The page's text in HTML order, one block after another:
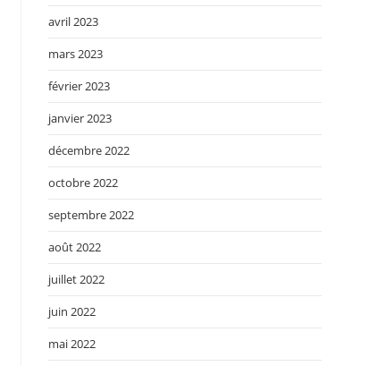
avril 2023
mars 2023
février 2023
janvier 2023
décembre 2022
octobre 2022
septembre 2022
août 2022
juillet 2022
juin 2022
mai 2022